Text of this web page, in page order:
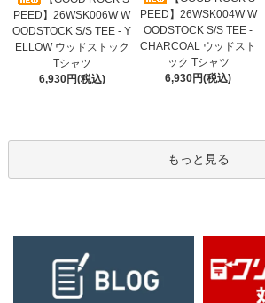
PEED】26WSK006W W
OODSTOCK S/S TEE - Y
ELLOW ウッドストック
Tシャツ
6,930円(税込)
PEED】26WSK004W W
OODSTOCK S/S TEE -
CHARCOAL ウッドスト
ック Tシャツ
6,930円(税込)
もっと見る